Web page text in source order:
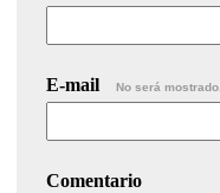
E-mail No será mostrado.
Comentario